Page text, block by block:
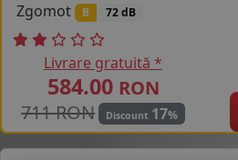
Zgomot B 72 dB
Livrare gratuită *
584.00 RON
711 RON
Discount 17%